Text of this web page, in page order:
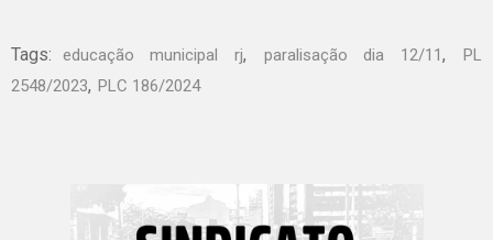
Tags: educação municipal rj, paralisação dia 12/11,
PL
2548/2023, PLC 186/2024